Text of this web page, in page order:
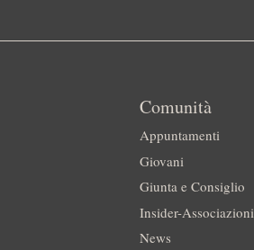
Comunità
Appuntamenti
Giovani
Giunta e Consiglio
Insider-Associazioni
News